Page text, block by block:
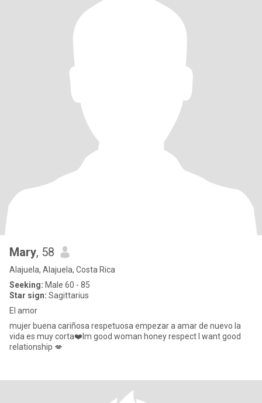
Mary, 58
Alajuela, Alajuela, Costa Rica
Seeking: Male 60 - 85
Star sign: Sagittarius
El amor
mujer buena cariñosa respetuosa empezar a amar de nuevo la
vida es muy corta❤️Im good woman honey respect I want good
relationship 💋